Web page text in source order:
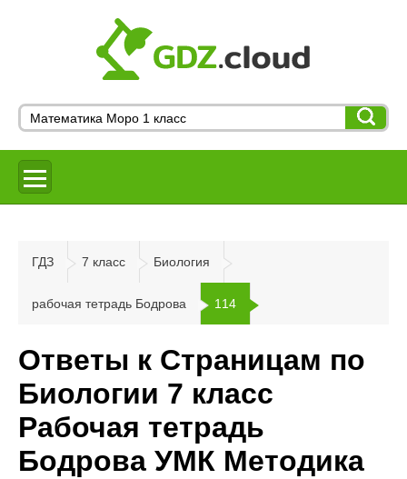
ГДЗ 7 класс Биология
рабочая тетрадь Бодрова 114
Ответы к Страницам по
Биологии 7 класс
Рабочая тетрадь
Бодрова УМК Методика